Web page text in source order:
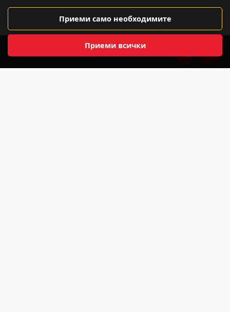
Приеми само необходимите
Приеми всички
+359 88 715 0675